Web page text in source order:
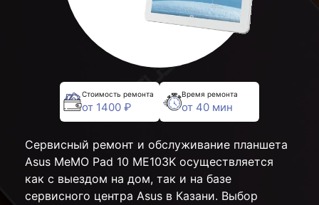
Стоимость ремонта
от 1400 ₽
Время ремонта
от 40 мин
Сервисный ремонт и обслуживание планшета
Asus MeMO Pad 10 ME103K осуществляется
как с выездом на дом, так и на базе
сервисного центра Asus в Казани. Выбор